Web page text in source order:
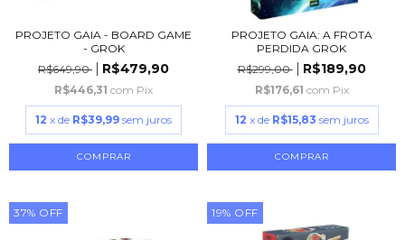
PROJETO GAIA - BOARD GAME
- GROK
R$649,90
R$479,90
R$446,31 com Pix
12 x de R$39,99 sem juros
PROJETO GAIA: A FROTA
PERDIDA GROK
R$299,00
R$189,90
R$176,61 com Pix
12 x de R$15,83 sem juros
37% OFF 19% OFF